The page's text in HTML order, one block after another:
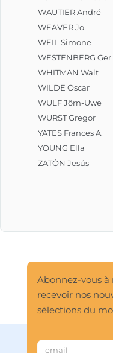
WAUTIER André
WEAVER Jo
WEIL Simone
WESTENBERG Ger
WHITMAN Walt
WILDE Oscar
WULF Jörn-Uwe
WURST Gregor
YATES Frances A.
YOUNG Ella
ZATÓN Jesús
Abonnez-vous à
recevoir nos
sélections du